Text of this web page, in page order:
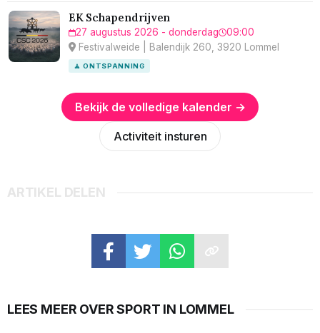
EK Schapendrijven
27 augustus 2026 - donderdag
09:00
Festivalweide | Balendijk 260, 3920 Lommel
🧘 ONTSPANNING
Bekijk de volledige kalender →
Activiteit insturen
ARTIKEL DELEN
LEES MEER OVER SPORT IN LOMMEL